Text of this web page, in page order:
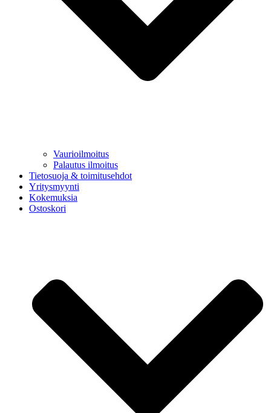
Vaurioilmoitus
Palautus ilmoitus
Tietosuoja & toimitusehdot
Yritysmyynti
Kokemuksia
Ostoskori